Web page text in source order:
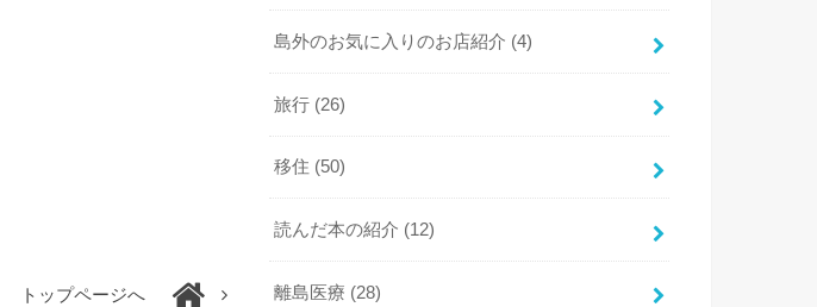
トップページへ
島外のお気に入りのお店紹介 (4)
旅行 (26)
移住 (50)
読んだ本の紹介 (12)
離島医療 (28)